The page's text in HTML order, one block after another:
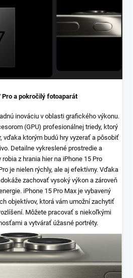
a pokročilý fotoaparát
inováciu v oblasti grafického výkonu.
(GPU) profesionálnej triedy, ktorý
vďaka ktorým budú hry vyzerať a pôsobiť
Detailne vykreslené prostredie a
z hrania hier na iPhone 15 Pro
je nielen rýchly, ale aj efektívny. Vďaka
zachovať vysoký výkon a zároveň
iPhone 15 Pro Max je vybavený
objektívov, ktorá vám umožní zachytiť
Môžete pracovať s niekoľkými
a vytvárať úžasné portréty.